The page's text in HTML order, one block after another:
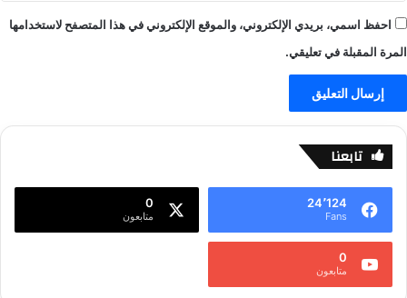
احفظ اسمي، بريدي الإلكتروني، والموقع الإلكتروني في هذا المتصفح لاستخدامها
المرة المقبلة في تعليقي.
تابعنا
24٬124
Fans
0
متابعون
0
متابعون